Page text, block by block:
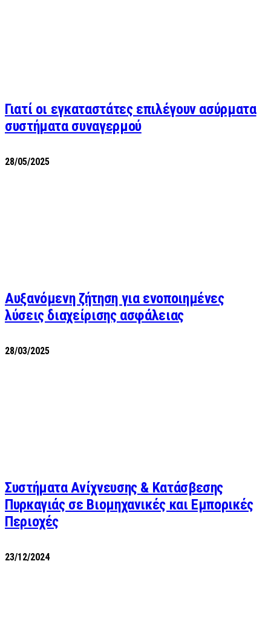
Γιατί οι εγκαταστάτες επιλέγουν ασύρματα
συστήματα συναγερμού
28/05/2025
Αυξανόμενη ζήτηση για ενοποιημένες
λύσεις διαχείρισης ασφάλειας
28/03/2025
Συστήματα Ανίχνευσης & Κατάσβεσης
Πυρκαγιάς σε Βιομηχανικές και Εμπορικές
Περιοχές
23/12/2024